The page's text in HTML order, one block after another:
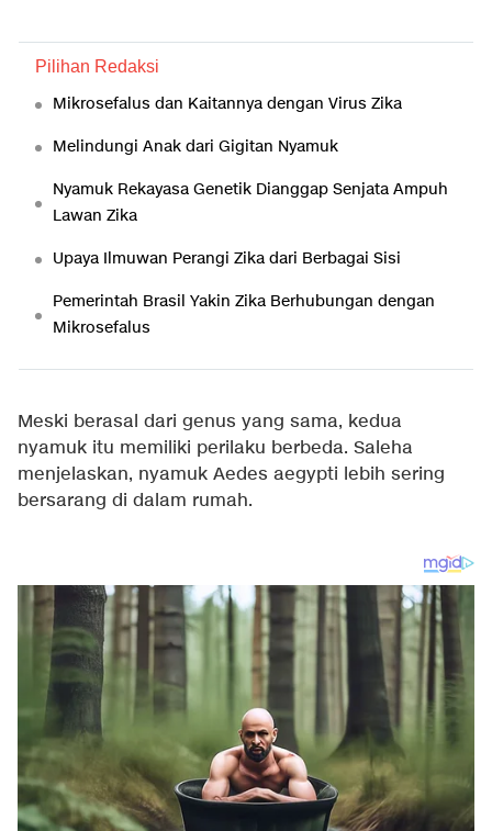
Pilihan Redaksi
Mikrosefalus dan Kaitannya dengan Virus Zika
Melindungi Anak dari Gigitan Nyamuk
Nyamuk Rekayasa Genetik Dianggap Senjata Ampuh
Lawan Zika
Upaya Ilmuwan Perangi Zika dari Berbagai Sisi
Pemerintah Brasil Yakin Zika Berhubungan dengan
Mikrosefalus
Meski berasal dari genus yang sama, kedua
nyamuk itu memiliki perilaku berbeda. Saleha
menjelaskan, nyamuk Aedes aegypti lebih sering
bersarang di dalam rumah.